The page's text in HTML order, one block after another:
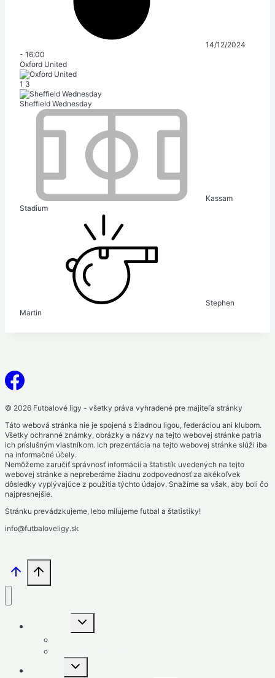
14/12/2024
- 16:00
Oxford United
1 3
Sheffield Wednesday
Kassam
Stadium
Stephen
Martin
© 2026 Futbalové ligy - všetky práva vyhradené pre majiteľa stránky
Táto webová stránka nie je spojená s žiadnou ligou, federáciou ani klubom.
Všetky ochranné známky, obrázky a názvy na tejto webovej stránke patria
ich príslušným vlastníkom. Ich prezentácia na tejto webovej stránke slúži iba
na informačné účely.
Nemôžeme zaručiť správnosť informácií a štatistík uvedených na tejto
webovej stránke a nepreberáme žiadnu zodpovednosť za akékoľvek
dôsledky vyplývajúce z použitia týchto údajov. Snažíme sa však, aby boli čo
najpresnejšie.
Stránku prevádzkujeme, lebo milujeme futbal a štatistiky!
info@futbaloveligy.sk
Toggle
Toggle